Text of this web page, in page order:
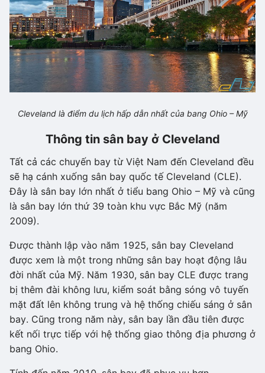
Cleveland là điểm du lịch hấp dẫn nhất của bang Ohio – Mỹ
Thông tin sân bay ở Cleveland
Tất cả các chuyến bay từ Việt Nam đến Cleveland đều
sẽ hạ cánh xuống sân bay quốc tế Cleveland (CLE).
Đây là sân bay lớn nhất ở tiểu bang Ohio – Mỹ và cũng
là sân bay lớn thứ 39 toàn khu vực Bắc Mỹ (năm
2009).
Được thành lập vào năm 1925, sân bay Cleveland
được xem là một trong những sân bay hoạt động lâu
đời nhất của Mỹ. Năm 1930, sân bay CLE được trang
bị thêm đài không lưu, kiểm soát bằng sóng vô tuyến
mặt đất lên không trung và hệ thống chiếu sáng ở sân
bay. Cũng trong năm này, sân bay lần đầu tiên được
kết nối trực tiếp với hệ thống giao thông địa phương ở
bang Ohio.